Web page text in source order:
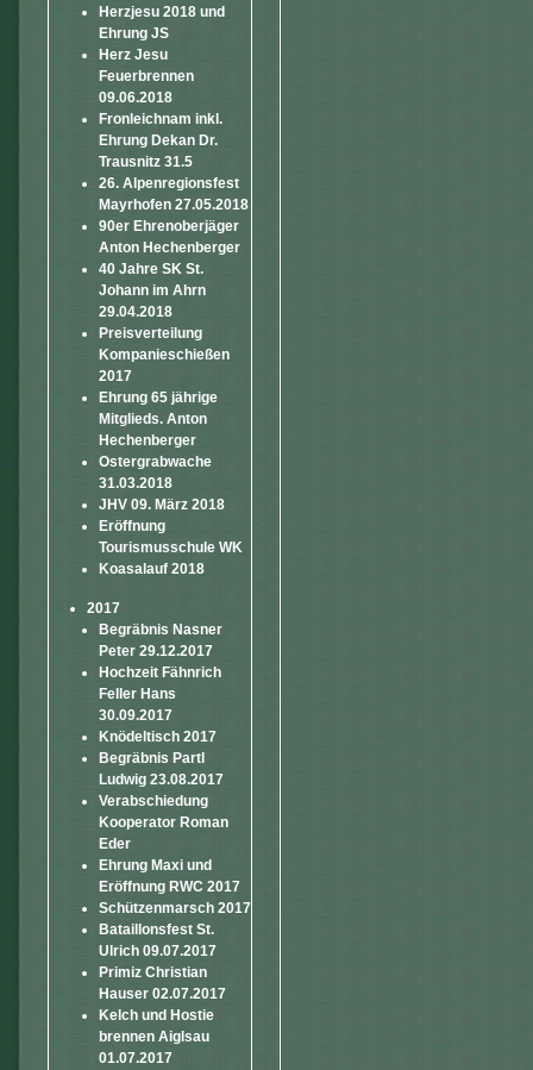
Herzjesu 2018 und
Ehrung JS
Herz Jesu
Feuerbrennen
09.06.2018
Fronleichnam inkl.
Ehrung Dekan Dr.
Trausnitz 31.5
26. Alpenregionsfest
Mayrhofen 27.05.2018
90er Ehrenoberjäger
Anton Hechenberger
40 Jahre SK St.
Johann im Ahrn
29.04.2018
Preisverteilung
Kompanieschießen
2017
Ehrung 65 jährige
Mitglieds. Anton
Hechenberger
Ostergrabwache
31.03.2018
JHV 09. März 2018
Eröffnung
Tourismusschule WK
Koasalauf 2018
2017
Begräbnis Nasner
Peter 29.12.2017
Hochzeit Fähnrich
Feller Hans
30.09.2017
Knödeltisch 2017
Begräbnis Partl
Ludwig 23.08.2017
Verabschiedung
Kooperator Roman
Eder
Ehrung Maxi und
Eröffnung RWC 2017
Schützenmarsch 2017
Bataillonsfest St.
Ulrich 09.07.2017
Primiz Christian
Hauser 02.07.2017
Kelch und Hostie
brennen Aiglsau
01.07.2017